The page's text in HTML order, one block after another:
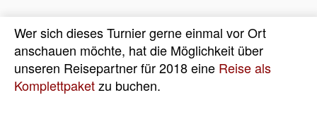
Wer sich dieses Turnier gerne einmal vor Ort
anschauen möchte, hat die Möglichkeit über
unseren Reisepartner für 2018 eine Reise als
Komplettpaketzu buchen.